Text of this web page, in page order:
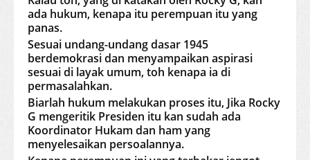
ada hukum, kenapa itu perempuan itu yang
panas.
Sesuai undang-undang dasar 1945
berdemokrasi dan menyampaikan aspirasi
sesuai di layak umum, toh kenapa ia di
permasalahkan.
Biarlah hukum melakukan proses itu, Jika Rocky
G mengeritik Presiden itu kan sudah ada
Koordinator Hukam dan ham yang
menyelesaikan persoalannya.